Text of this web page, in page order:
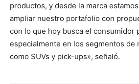
productos, y desde la marca
ampliar nuestro portafolio con
con lo que hoy busca el consumidor
especialmente en los segmentos de
como SUVs y pick-ups», señaló.